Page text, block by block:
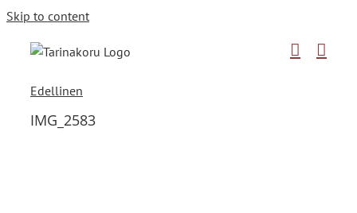
Skip to content
Edellinen
IMG_2583